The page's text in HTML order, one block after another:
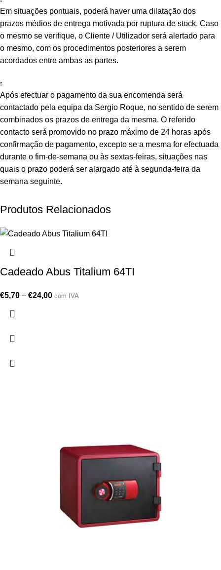
Em situações pontuais, poderá haver uma dilatação dos
prazos médios de entrega motivada por ruptura de stock. Caso
o mesmo se verifique, o Cliente / Utilizador será alertado para
o mesmo, com os procedimentos posteriores a serem
acordados entre ambas as partes.
Após efectuar o pagamento da sua encomenda será
contactado pela equipa da Sergio Roque, no sentido de serem
combinados os prazos de entrega da mesma. O referido
contacto será promovido no prazo máximo de 24 horas após
confirmação de pagamento, excepto se a mesma for efectuada
durante o fim-de-semana ou às sextas-feiras, situações nas
quais o prazo poderá ser alargado até à segunda-feira da
semana seguinte.
Produtos Relacionados
Cadeado Abus Titalium 64TI
€5,70 – €24,00 com IVA